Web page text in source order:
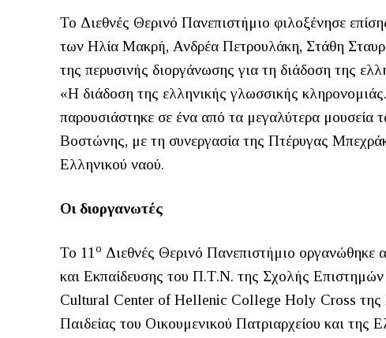
Το Διεθνές Θερινό Πανεπιστήμιο φιλοξένησε
των Ηλία Μακρή, Ανδρέα Πετρουλάκη, Στάθη
της περυσινής διοργάνωσης για τη διάδοση της
«Η διάδοση της ελληνικής γλωσσικής
παρουσιάστηκε σε ένα από τα μεγαλύτερα
Βοστώνης, με τη συνεργασία της Πτέρυγας
Ελληνικού ναού.
Οι διοργανωτές
Το 11ο Διεθνές Θερινό Πανεπιστήμιο
και Εκπαίδευσης του Π.Τ.Ν. της Σχολής
Cultural Center of Hellenic College Holy Cross της
Παιδείας του Οικουμενικού Πατριαρχείου και